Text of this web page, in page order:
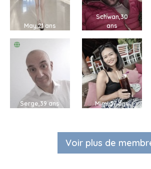
May,21 ans
Schwan,30
ans
Serge,39 ans Mimi,37 ans
Voir plus de